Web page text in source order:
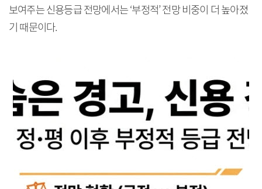
보여주는 신용등급 전망에서는 ‘부정적’ 전망 비중이 더 높아졌
기 때문이다.